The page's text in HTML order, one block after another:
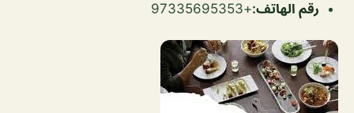
رقم الهاتف:
+97335695353